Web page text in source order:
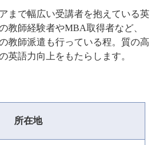
まで幅広い受講者を抱えている英
教師経験者やMBA取得者など、
教師派遣も行っている程。質の高
英語力向上をもたらします。
所在地